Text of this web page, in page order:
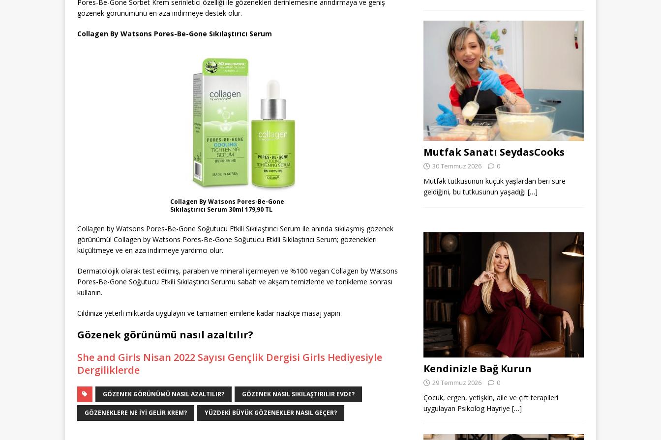
Pores-Be-Gone Sorbet Krem serinletici özelliği ile gözenekleri derinlemesine arındırmaya ve geniş
gözenek görünümünü en aza indirmeye destek olur.
Collagen By Watsons Pores-Be-Gone Sıkılaştırıcı Serum
Collagen By Watsons Pores-Be-Gone
Sıkılaştırıcı Serum 30ml 179,90 TL
Collagen by Watsons Pores-Be-Gone Soğutucu Etkili Sıkılaştırıcı Serum ile anında sıkılaşmış gözenek
görünümü! Collagen by Watsons Pores-Be-Gone Soğutucu Etkili Sıkılaştırıcı Serum; gözenekleri
küçültmeye ve en aza indirmeye yardımcı olur.
Dermatolojik olarak test edilmiş, paraben ve mineral içermeyen ve %100 vegan Collagen by Watsons
Pores-Be-Gone Soğutucu Etkili Sıkılaştırıcı Serumu sabah ve akşam temizleme ve tonikleme sonrası
kullanın.
Cildinize yeterli miktarda uygulayın ve tamamen emilene kadar nazikçe masaj yapın.
Gözenek görünümü nasıl azaltılır?
She and Girls Nisan 2022 Sayısı Gençlik Dergisi Girls Hediyesiyle
Dergiliklerde
GÖZENEK GÖRÜNÜMÜ NASIL AZALTILIR? GÖZENEK NASIL SIKILAŞTIRILIR EVDE?
GÖZENEKLERE NE IYI GELIR KREM? YÜZDEKI BÜYÜK GÖZENEKLER NASIL GEÇER?
Mutfak Sanatı SeydasCooks
30 Temmuz 2026 0
Mutfak tutkusunun küçük yaşlardan beri süre
geldiğini, bu tutkusunun yaşadığı […]
Kendinizle Bağ Kurun
29 Temmuz 2026 0
Çocuk, ergen, yetişkin, aile ve çift terapileri
uygulayan Psikolog Hayriye […]